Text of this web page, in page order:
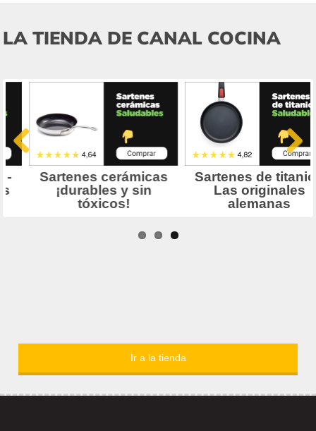
LA TIENDA DE CANAL COCINA
Ir a la tienda